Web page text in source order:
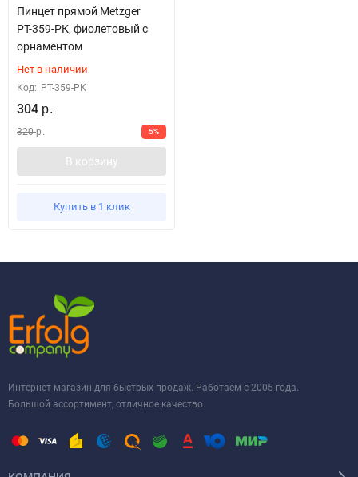
Пинцет прямой Metzger
РТ-359-РК, фиолетовый с
орнаментом
Нет в наличии
Код: РТ-359-РК
304 р.
320 р. 5%
В корзину
Купить в 1 клик
Интернет магазин для быстрых продаж. Работаем с 2005 года.
Большой ассортимент, отличное качество.